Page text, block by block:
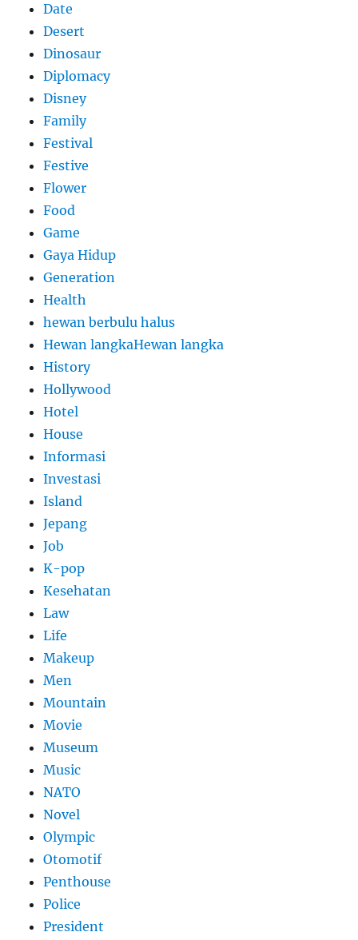
Date
Desert
Dinosaur
Diplomacy
Disney
Family
Festival
Festive
Flower
Food
Game
Gaya Hidup
Generation
Health
hewan berbulu halus
Hewan langkaHewan langka
History
Hollywood
Hotel
House
Informasi
Investasi
Island
Jepang
Job
K-pop
Kesehatan
Law
Life
Makeup
Men
Mountain
Movie
Museum
Music
NATO
Novel
Olympic
Otomotif
Penthouse
Police
President